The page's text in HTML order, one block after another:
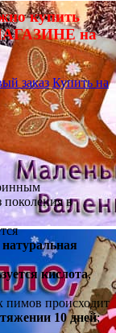
купить
на
заказ Купить на
поколения в
кислота,
пимов происходит
10 дней;